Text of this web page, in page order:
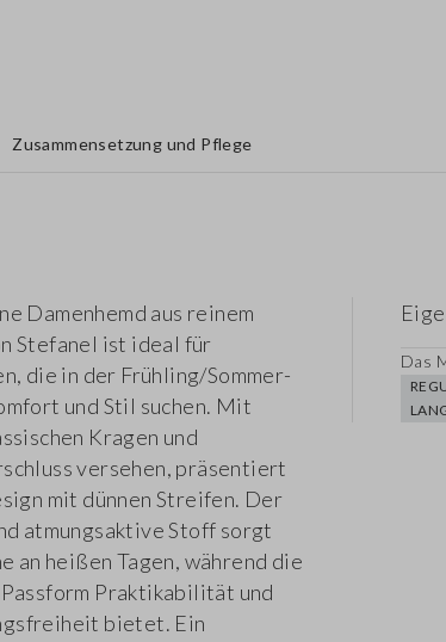
Zusammensetzung und Pflege
Damenhemd aus reinem
Stefanel ist ideal für
die in der Frühling/Sommer-
und Stil suchen. Mit
Kragen und
versehen, präsentiert
mit dünnen Streifen. Der
atmungsaktive Stoff sorgt
an heißen Tagen, während die
Praktikabilität und
bietet. Ein
Das